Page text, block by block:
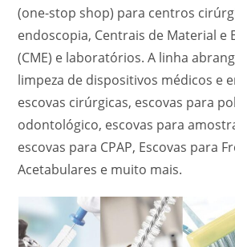
(one-stop shop) para centros
endoscopia, Centrais de Material e
(CME) e laboratórios. A linha
limpeza de dispositivos médicos e
escovas cirúrgicas, escovas para
odontológico, escovas para
escovas para CPAP, Escovas para
Acetabulares e muito mais.